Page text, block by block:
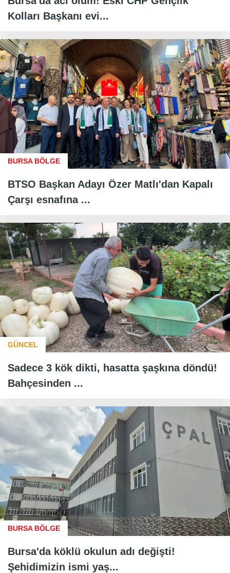
Kolları Başkanı evi...
BURSA BÖLGE
BTSO Başkan Adayı Özer Matlı'dan Kapalı
Çarşı esnafına ...
GÜNCEL
Sadece 3 kök dikti, hasatta şaşkına döndü!
Bahçesinden ...
BURSA BÖLGE
Bursa'da köklü okulun adı değişti!
Şehidimizin ismi yaş...